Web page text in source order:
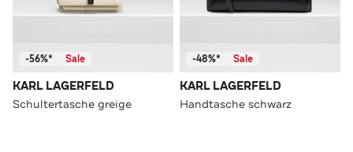
-56%* Sale
KARL LAGERFELD
Schultertasche greige
-48%* Sale
KARL LAGERFELD
Handtasche schwarz